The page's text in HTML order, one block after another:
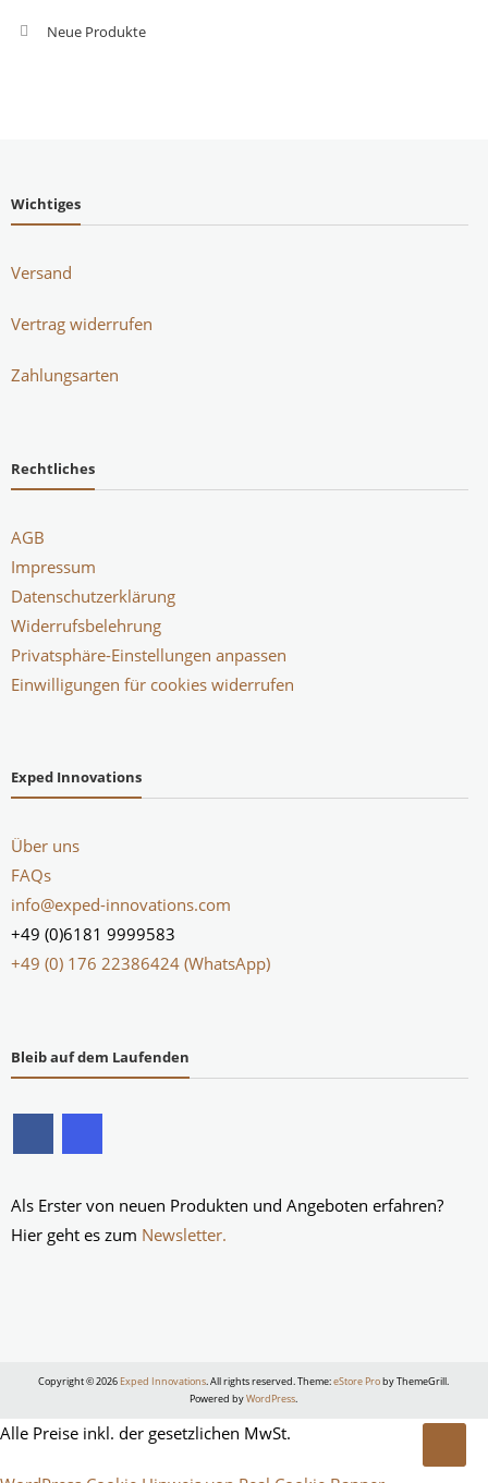
Neue Produkte
Wichtiges
Versand
Vertrag widerrufen
Zahlungsarten
Rechtliches
AGB
Impressum
Datenschutzerklärung
Widerrufsbelehrung
Privatsphäre-Einstellungen anpassen
Einwilligungen für cookies widerrufen
Exped Innovations
Über uns
FAQs
info@exped-innovations.com
+49 (0)6181 9999583
+49 (0) 176 22386424 (WhatsApp)
Bleib auf dem Laufenden
Als Erster von neuen Produkten und Angeboten erfahren?
Hier geht es zum Newsletter.
Copyright © 2026 Exped Innovations. All rights reserved. Theme:eStore Proby ThemeGrill.
Powered byWordPress.
Alle Preise inkl. der gesetzlichen MwSt.